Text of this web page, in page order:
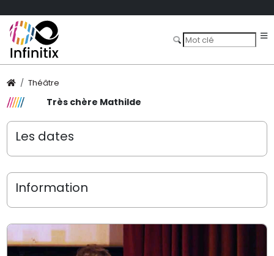
Théâtre
Très chère Mathilde
Les dates
Information